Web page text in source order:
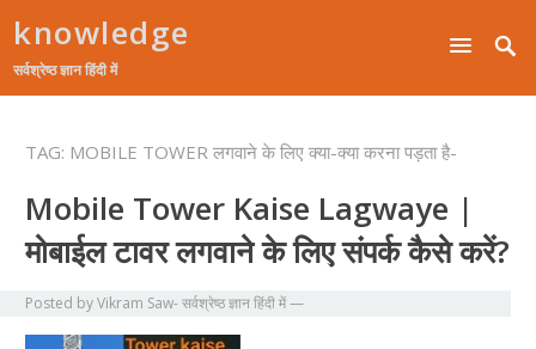
knowledge
सर्वश्रेष्ठ ज्ञान हिंदी में
TAG: MOBILE TOWER लगवाने के लिए क्या-क्या करना पड़ता है-
Mobile Tower Kaise Lagwaye |
मोबाईल टावर लगवाने के लिए संपर्क कैसे करें?
Posted byVikram Saw- सर्वश्रेष्ठ ज्ञान हिंदी में—